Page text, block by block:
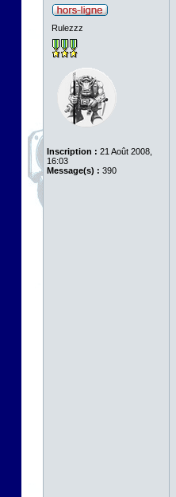
Rulezzz
Inscription : 21 Août 2008,
16:03
Message(s) : 390